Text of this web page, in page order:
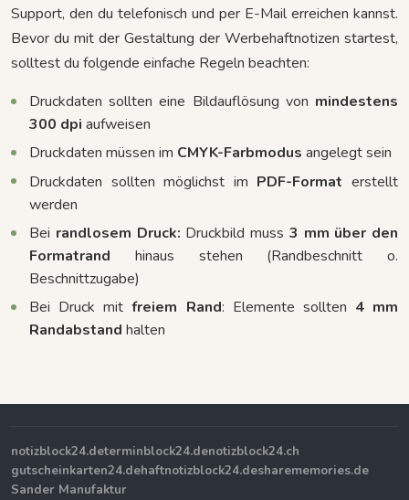
Support, den du telefonisch und per E-Mail erreichen kannst.
Bevor du mit der Gestaltung der Werbehaftnotizen startest,
solltest du folgende einfache Regeln beachten:
Druckdaten sollten eine Bildauflösung von mindestens
300 dpi aufweisen
Druckdaten müssen im CMYK-Farbmodus angelegt sein
Druckdaten sollten möglichst im PDF-Format erstellt
werden
Bei randlosem Druck: Druckbild muss 3 mm über den
Formatrand hinaus stehen (Randbeschnitt o.
Beschnittzugabe)
Bei Druck mitfreiem Rand: Elemente sollten 4 mm
Randabstand halten
notizblock24.determinblock24.denotizblock24.ch
gutscheinkarten24.dehaftnotizblock24.desharememories.de
Sander Manufaktur